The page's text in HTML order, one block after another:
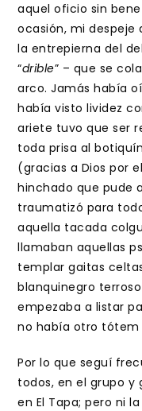
aquel oficio sin
ocasión, mi despeje
la entrepierna del
“drible” – que se
arco. Jamás había
había visto lividez
ariete tuvo que ser
toda prisa al
(gracias a Dios por
hinchado que pude
traumatizó para
aquella tacada
llamaban aquellas
templar gaitas
blanquinegro
empezaba a listar
no había otro tótem
Por lo que seguí
todos, en el grupo
en El Tapa; pero ni